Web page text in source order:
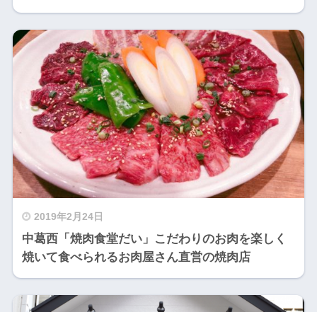
2019年2月24日
中葛西「焼肉食堂だい」こだわりのお肉を楽しく
焼いて食べられるお肉屋さん直営の焼肉店